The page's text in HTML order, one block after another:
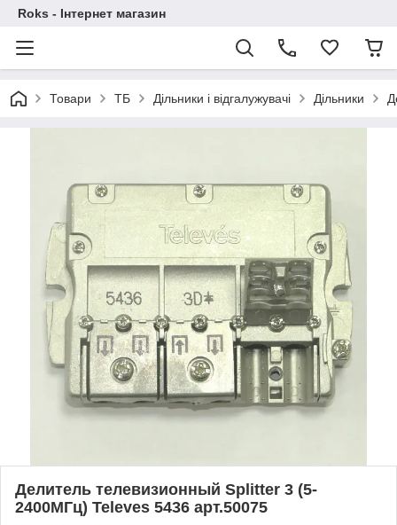
Roks - Інтернет магазин
Товари ТБ Дільники і відгалужувачі Дільники
Делитель телевизионный Splitter 3 (5-
2400МГц) Televes 5436 арт.50075